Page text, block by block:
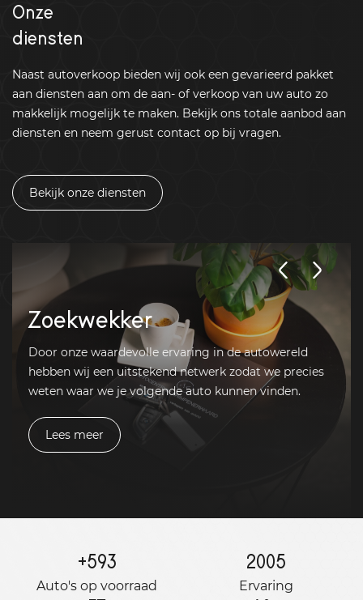
Onze
diensten
Naast autoverkoop bieden wij ook een gevarieerd pakket
aan diensten aan om de aan- of verkoop van uw auto zo
makkelijk mogelijk te maken. Bekijk ons totale aanbod aan
diensten en neem gerust contact op bij vragen.
Bekijk onze diensten
Zoekwekker
Door onze waardevolle ervaring in de autowereld
hebben wij een uitstekend netwerk zodat we precies
weten waar we je volgende auto kunnen vinden.
Lees meer
+593
Auto's op voorraad
2005
Ervaring